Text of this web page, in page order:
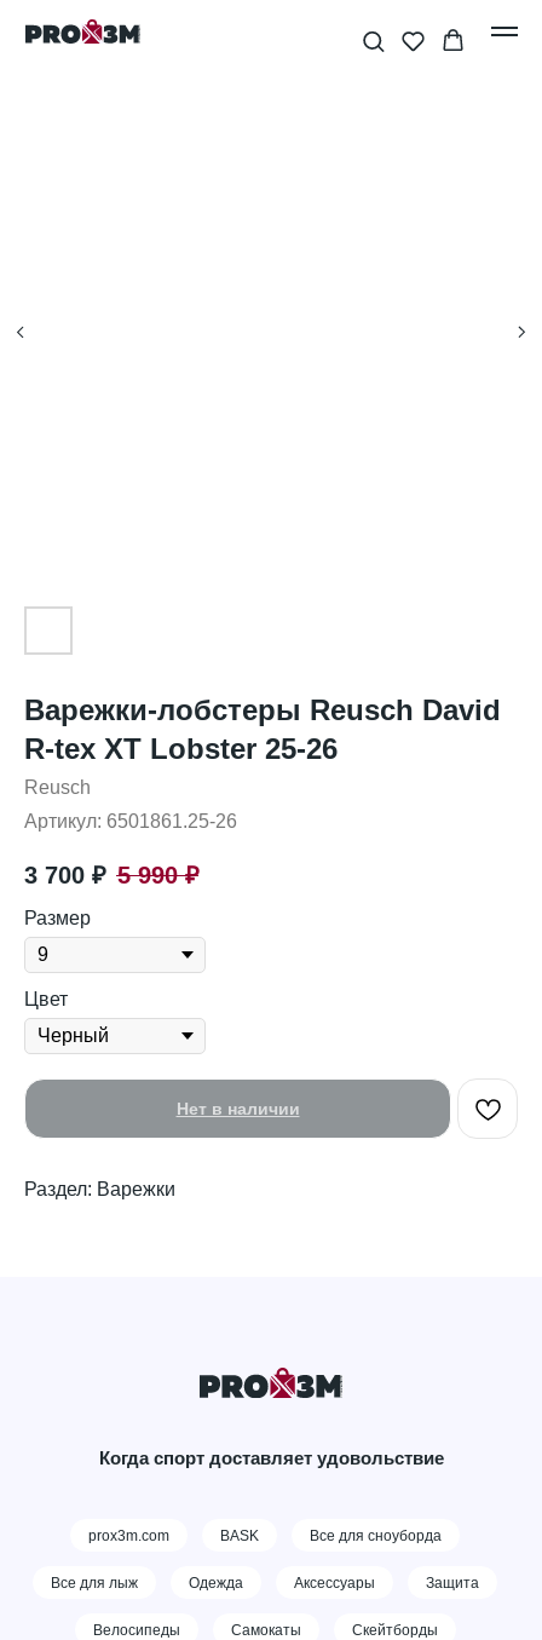
Варежки-лобстеры Reusch David
R-tex XT Lobster 25-26
Reusch
Артикул: 6501861.25-26
3 700 ₽ 5 990 ₽
Размер
Цвет
Нет в наличии
Раздел: Варежки
Когда спорт доставляет удовольствие
prox3m.com BASK Все для сноуборда
Все для лыж Одежда Аксессуары Защита
Велосипеды Самокаты Скейтборды